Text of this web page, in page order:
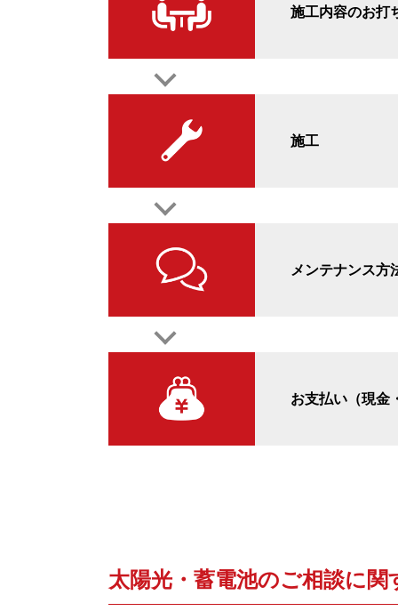
施工内容のお打
施工
メンテナンス方
お支払い（現金
太陽光・蓄電池のご相談に関